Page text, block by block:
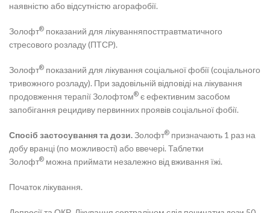
наявністю або відсутністю агорафобії.
Золофт® показаний для лікуванняпосттравтматичного
стресового розладу (ПТСР).
Золофт® показаний для лікування соціальної фобії (соціального
тривожного розладу). При задовільній відповіді на лікування
продовження терапії Золофтом® є ефективним засобом
запобігання рецидиву первинних проявів соціальної фобії.
Спосіб застосування та дози.Золофт® призначають 1 раз на
добу вранці (по можливості) або ввечері. Таблетки
Золофт® можна приймати незалежно від вживання їжі.
Початок лікування.